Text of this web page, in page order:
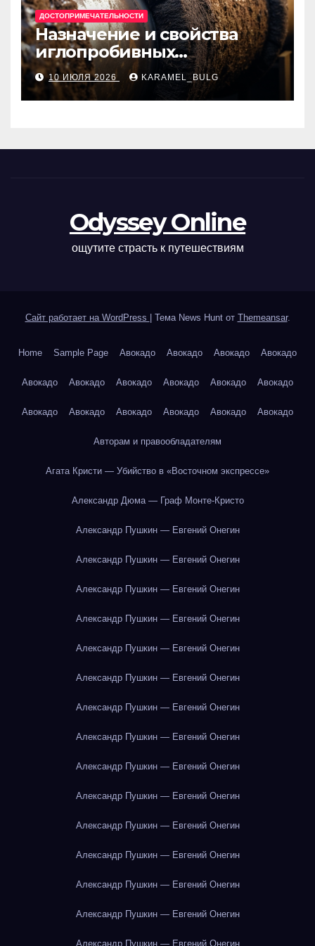
ДОСТОПРИМЕЧАТЕЛЬНОСТИ
Назначение и свойства
иглопробивных
базальтовых огнеупорных
матов
10 ИЮЛЯ 2026 KARAMEL_BULG
Odyssey Online
ощутите страсть к путешествиям
Сайт работает на WordPress Тема News Hunt от Themeansar.
Home Sample Page Авокадо Авокадо Авокадо Авокадо
Авокадо Авокадо Авокадо Авокадо Авокадо Авокадо
Авокадо Авокадо Авокадо Авокадо Авокадо Авокадо
Авторам и правообладателям
Агата Кристи — Убийство в «Восточном экспрессе»
Александр Дюма — Граф Монте-Кристо
Александр Пушкин — Евгений Онегин
Александр Пушкин — Евгений Онегин
Александр Пушкин — Евгений Онегин
Александр Пушкин — Евгений Онегин
Александр Пушкин — Евгений Онегин
Александр Пушкин — Евгений Онегин
Александр Пушкин — Евгений Онегин
Александр Пушкин — Евгений Онегин
Александр Пушкин — Евгений Онегин
Александр Пушкин — Евгений Онегин
Александр Пушкин — Евгений Онегин
Александр Пушкин — Евгений Онегин
Александр Пушкин — Евгений Онегин
Александр Пушкин — Евгений Онегин
Александр Пушкин — Евгений Онегин